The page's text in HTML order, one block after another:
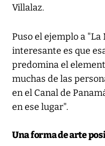
Villalaz.
Puso el ejemplo a "La
interesante es que
predomina el
muchas de las
en el Canal de
en ese lugar".
Una forma de arte